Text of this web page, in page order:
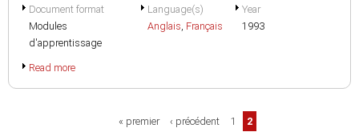
Document format
Modules
d'apprentissage
Language(s)
Anglais, Français
Year
1993
Read more
« premier ‹ précédent 1 2